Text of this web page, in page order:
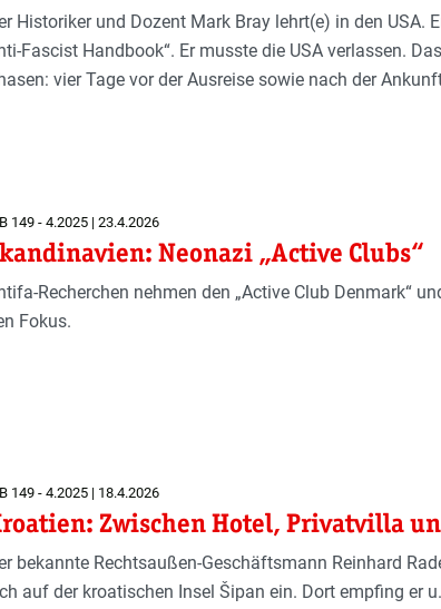
Historiker und Dozent Mark Bray lehrt(e) in den USA.
Fascist Handbook“. Er musste die USA verlassen.
vier Tage vor der Ausreise sowie nach der
149 - 4.2025 | 23.4.2026
Neonazi „Active Clubs“
Recherchen nehmen den „Active Club Denmark“
Fokus.
149 - 4.2025 | 18.4.2026
Zwischen Hotel, Privatvilla
bekannte Rechtsaußen-Geschäftsmann Reinhard
auf der kroatischen Insel Šipan ein. Dort empfing er